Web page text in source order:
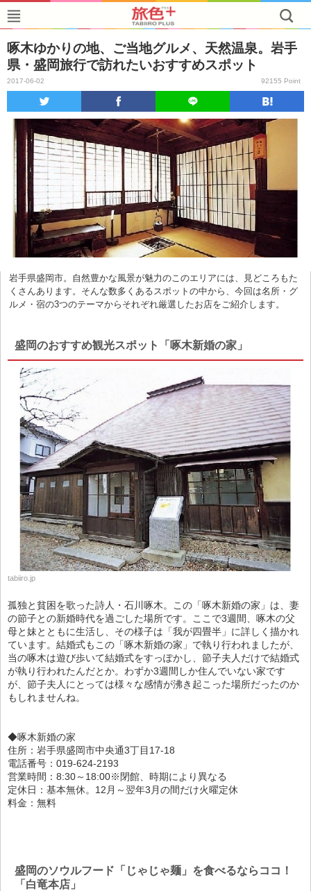
啄木ゆかりの地、ご当地グルメ、天然温泉。岩手
県・盛岡旅行で訪れたいおすすめスポット
2017-06-02 92155 Point
岩手県盛岡市。自然豊かな風景が魅力のこのエリアには、見どころもた
くさんあります。そんな数多くあるスポットの中から、今回は名所・グ
ルメ・宿の3つのテーマからそれぞれ厳選したお店をご紹介します。
盛岡のおすすめ観光スポット「啄木新婚の家」
tabiiro.jp
孤独と貧困を歌った詩人・石川啄木。この「啄木新婚の家」は、妻
の節子との新婚時代を過ごした場所です。ここで3週間、啄木の父
母と妹とともに生活し、その様子は「我が四畳半」に詳しく描かれ
ています。結婚式もこの「啄木新婚の家」で執り行われましたが、
当の啄木は遊び歩いて結婚式をすっぽかし、節子夫人だけで結婚式
が執り行われたんだとか。わずか3週間しか住んでいない家です
が、節子夫人にとっては様々な感情が沸き起こった場所だったのか
もしれませんね。
◆啄木新婚の家
住所：岩手県盛岡市中央通3丁目17-18
電話番号：019-624-2193
営業時間：8:30～18:00※閉館、時期により異なる
定休日：基本無休。12月～翌年3月の間だけ火曜定休
料金：無料
盛岡のソウルフード「じゃじゃ麺」を食べるならココ！
「白竜本店」